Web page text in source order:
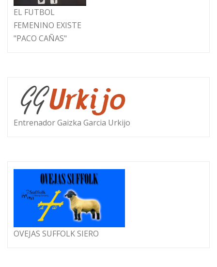
EL FUTBOL
FEMENINO EXISTE
"PACO CAÑAS"
Entrenador Gaizka Garcia Urkijo
OVEJAS SUFFOLK SIERO